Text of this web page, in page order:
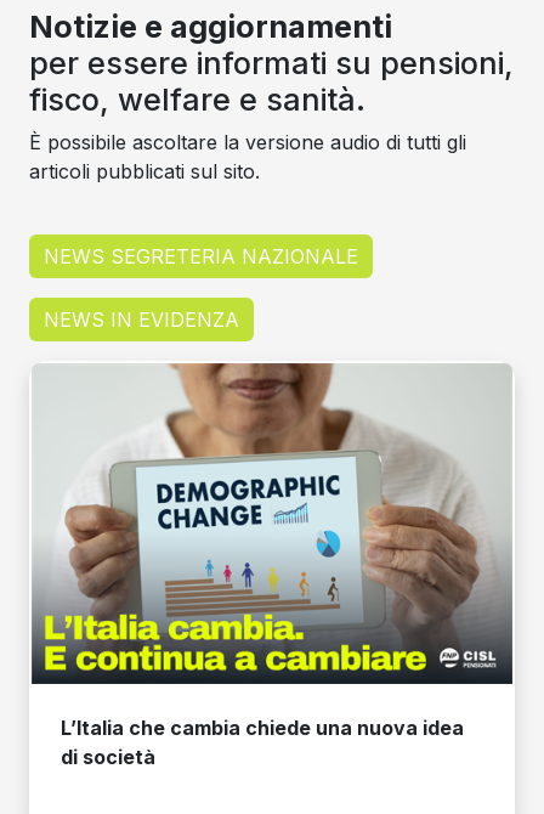
L’Italia che cambia chiede una nuova idea
di società
Notizie e aggiornamenti
per essere informati su pensioni,
fisco, welfare e sanità.
È possibile ascoltare la versione audio di tutti gli
articoli pubblicati sul sito.
NEWS SEGRETERIA NAZIONALE
NEWS IN EVIDENZA